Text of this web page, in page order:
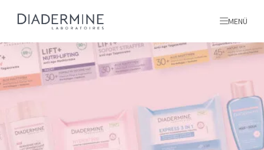
Alle produkte
MENÜ
inhaltsstoffe